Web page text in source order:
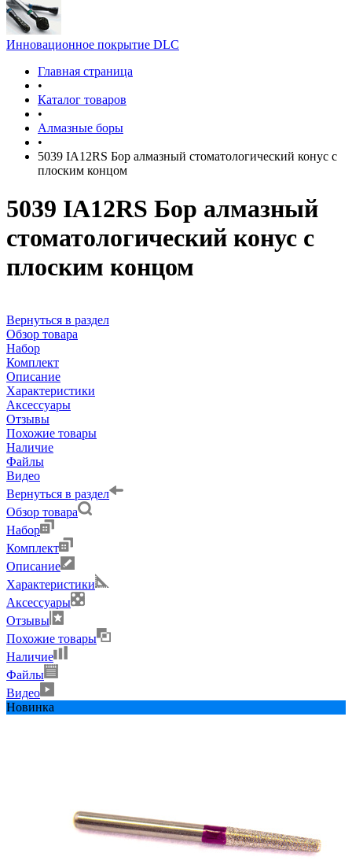
Инновационное покрытие DLC
Главная страница
•
Каталог товаров
•
Алмазные боры
•
5039 IA12RS Бор алмазный стоматологический конус с
плоским концом
5039 IA12RS Бор алмазный
стоматологический конус с
плоским концом
Вернуться в раздел
Обзор товара
Набор
Комплект
Описание
Характеристики
Аксессуары
Отзывы
Похожие товары
Наличие
Файлы
Видео
Вернуться в раздел
Обзор товара
Набор
Комплект
Описание
Характеристики
Аксессуары
Отзывы
Похожие товары
Наличие
Файлы
Видео
Новинка